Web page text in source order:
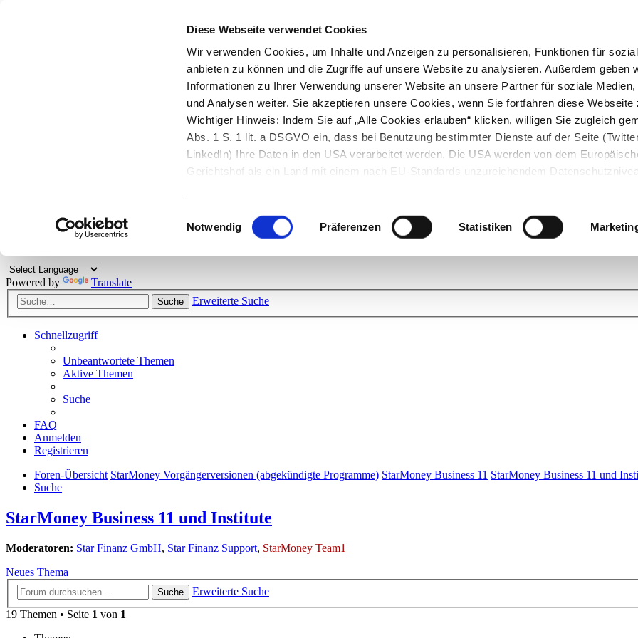
Diese Webseite verwendet Cookies
Wir verwenden Cookies, um Inhalte und Anzeigen zu personalisieren, Funktionen für
anbieten zu können und die Zugriffe auf unsere Website zu analysieren. Außerdem geben
Informationen zu Ihrer Verwendung unserer Website an unsere Partner für soziale Medien,
und Analysen weiter. Sie akzeptieren unsere Cookies, wenn Sie fortfahren diese Webseite
Wichtiger Hinweis: Indem Sie auf „Alle Cookies erlauben“ klicken, willigen Sie zugleich
Abs. 1 S. 1 lit. a DSGVO ein, dass bei Benutzung bestimmter Dienste auf der Seite
LinkedIn) Ihre Daten in den USA verarbeitet werden. Die USA werden von dem
Gerichtshof als ein Land mit einem nach EU-Standards unzureichendem
Einwilligungsauswahl
Notwendig Präferenzen Statistiken
Herzlich willkommen!
Kunden viele nützliche Hilfestellungen und interessante Tipps und Tricks. Stellen Sie Ihre Fragen und helfen Sie mit Ihrem Wissen anderen
Powered by Translate
Suche Erweiterte Suche
Schnellzugriff
Unbeantwortete Themen
Aktive Themen
Suche
FAQ
Anmelden
Registrieren
Foren-Übersicht StarMoney Vorgängerversionen (abgekündigte Programme) StarMoney Business 11 StarMoney Business 11 und
Suche
StarMoney Business 11 und Institute
Moderatoren: Star Finanz GmbH, Star Finanz Support, StarMoney Team1
Neues Thema
Suche
Erweiterte Suche
19 Themen • Seite 1 von 1